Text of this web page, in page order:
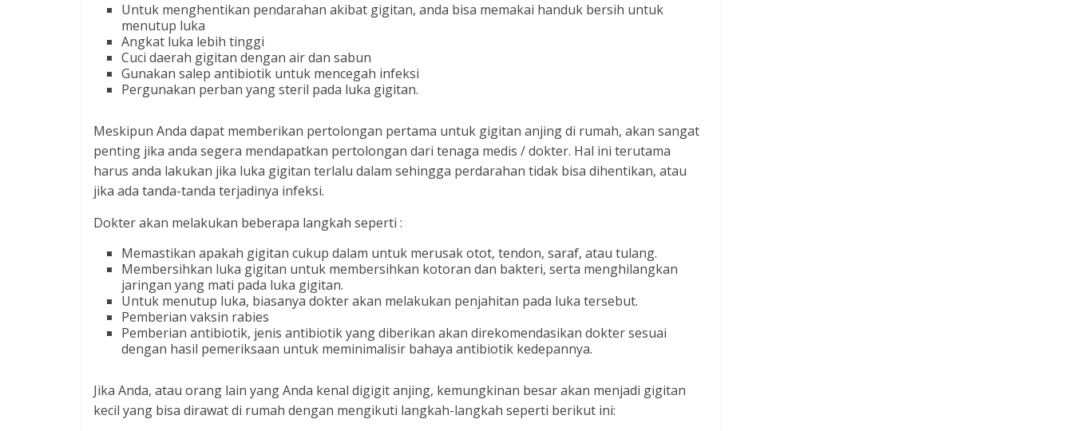
Untuk menghentikan pendarahan akibat gigitan, anda bisa memakai handuk bersih untuk
menutup luka
Angkat luka lebih tinggi
Cuci daerah gigitan dengan air dan sabun
Gunakan salep antibiotik untuk mencegah infeksi
Pergunakan perban yang steril pada luka gigitan.
Meskipun Anda dapat memberikan pertolongan pertama untuk gigitan anjing di rumah, akan sangat
penting jika anda segera mendapatkan pertolongan dari tenaga medis / dokter. Hal ini terutama
harus anda lakukan jika luka gigitan terlalu dalam sehingga perdarahan tidak bisa dihentikan, atau
jika ada tanda-tanda terjadinya infeksi.
Dokter akan melakukan beberapa langkah seperti :
Memastikan apakah gigitan cukup dalam untuk merusak otot, tendon, saraf, atau tulang.
Membersihkan luka gigitan untuk membersihkan kotoran dan bakteri, serta menghilangkan
jaringan yang mati pada luka gigitan.
Untuk menutup luka, biasanya dokter akan melakukan penjahitan pada luka tersebut.
Pemberian vaksin rabies
Pemberian antibiotik, jenis antibiotik yang diberikan akan direkomendasikan dokter sesuai
dengan hasil pemeriksaan untuk meminimalisir bahaya antibiotik kedepannya.
Jika Anda, atau orang lain yang Anda kenal digigit anjing, kemungkinan besar akan menjadi gigitan
kecil yang bisa dirawat di rumah dengan mengikuti langkah-langkah seperti berikut ini: